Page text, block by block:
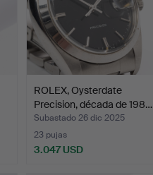
ROLEX, Oysterdate
Precision, década de 198…
Subastado 26 dic 2025
23 pujas
3.047 USD